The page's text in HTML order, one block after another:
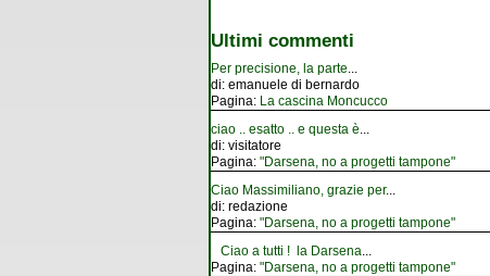
Ultimi commenti
Per precisione, la parte
di: emanuele di bernardo
Pagina: La cascina Moncucco
ciao .. esatto .. e questa è
di: visitatore
Pagina: "Darsena, no a progetti tampone"
Ciao Massimiliano, grazie per...
di: redazione
Pagina: "Darsena, no a progetti tampone"
Ciao a tutti ! la Darsena
Pagina: "Darsena, no a progetti tampone"